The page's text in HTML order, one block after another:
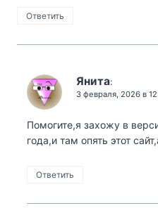
Ответить
Янита:
3 февраля, 2026 в
Помогите,я захожу в
года,и там опять этот
Ответить